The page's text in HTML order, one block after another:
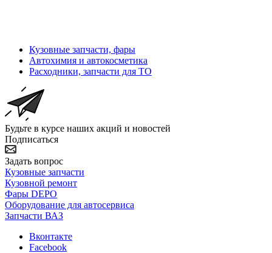
Кузовные запчасти, фары
Автохимия и автокосметика
Расходники, запчасти для ТО
Будьте в курсе наших акций и новостей
Подписаться
Задать вопрос
Кузовные запчасти
Кузовной ремонт
Фары DEPO
Оборудование для автосервиса
Запчасти ВАЗ
Вконтакте
Facebook